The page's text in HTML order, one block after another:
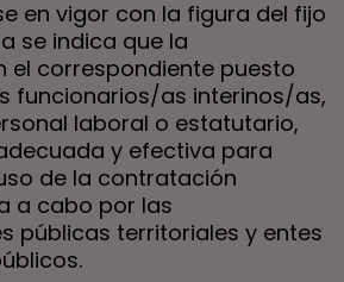
en vigor con la figura del fijo
se indica que la
el correspondiente puesto
funcionarios/as interinos/as,
laboral o estatutario,
y efectiva para
de la contratación
a cabo por las
públicas territoriales y entes